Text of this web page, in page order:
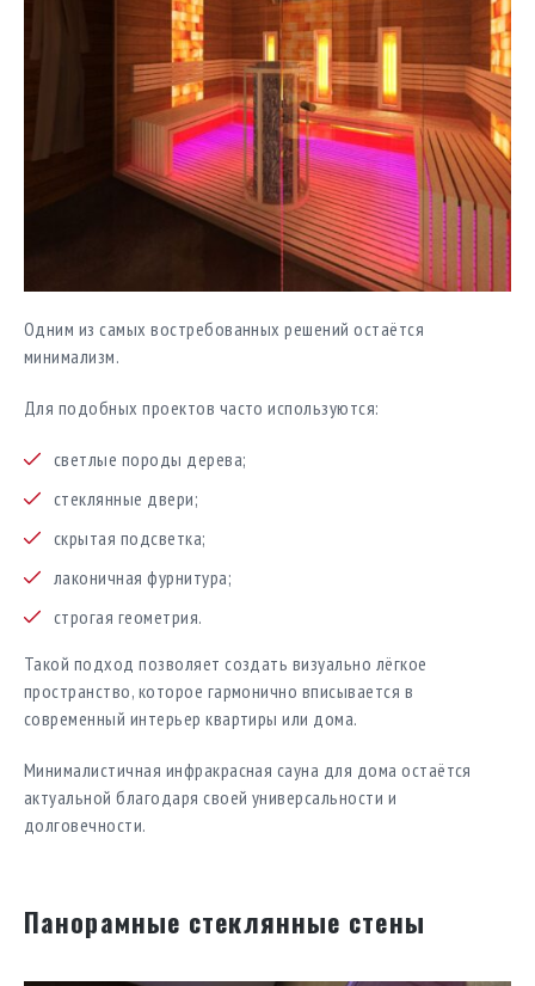
Одним из самых востребованных решений остаётся
минимализм.
Для подобных проектов часто используются:
светлые породы дерева;
стеклянные двери;
скрытая подсветка;
лаконичная фурнитура;
строгая геометрия.
Такой подход позволяет создать визуально лёгкое
пространство, которое гармонично вписывается в
современный интерьер квартиры или дома.
Минималистичная инфракрасная сауна для дома остаётся
актуальной благодаря своей универсальности и
долговечности.
Панорамные стеклянные стены